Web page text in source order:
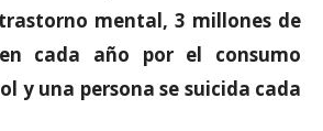
mental, 3 millones de
cada año por el consumo
y una persona se suicida cada